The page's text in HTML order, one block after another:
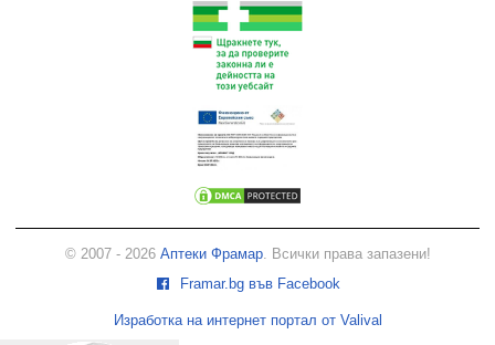
© 2007 - 2026 Аптеки Фрамар. Всички права запазени!
Framar.bg във Facebook
Изработка на интернет портал от Valival